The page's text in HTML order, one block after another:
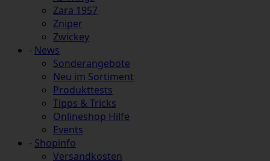
Zara 1957
Zniper
Zwickey
- News
Sonderangebote
Neu im Sortiment
Produkttests
Tipps & Tricks
Onlineshop Hilfe
Events
- Shopinfo
Versandkosten